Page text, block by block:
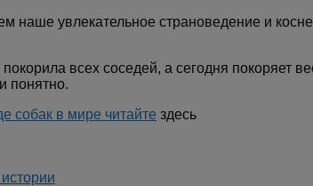
наше увлекательное страноведение и
всех соседей, а сегодня покоряет
понятно.
собак в мире читайте здесь